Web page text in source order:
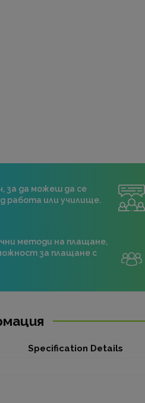
за да можеш да се
работа или училище.
методи на плащане,
за плащане с
Specification Details